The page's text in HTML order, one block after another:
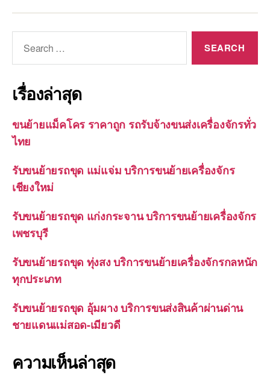
เรื่องล่าสุด
ขนย้ายแม็คโคร ราคาถูก รถรับจ้างขนส่งเครื่องจักรทั่ว
ไทย
รับขนย้ายรถขุด แม่แจ่ม บริการขนย้ายเครื่องจักร
เชียงใหม่
รับขนย้ายรถขุด แก่งกระจาน บริการขนย้ายเครื่องจักร
เพชรบุรี
รับขนย้ายรถขุด ทุ่งสง บริการขนย้ายเครื่องจักรกลหนัก
ทุกประเภท
รับขนย้ายรถขุด อุ้มผาง บริการขนส่งสินค้าผ่านด่าน
ชายแดนแม่สอด-เมียวดี
ความเห็นล่าสุด